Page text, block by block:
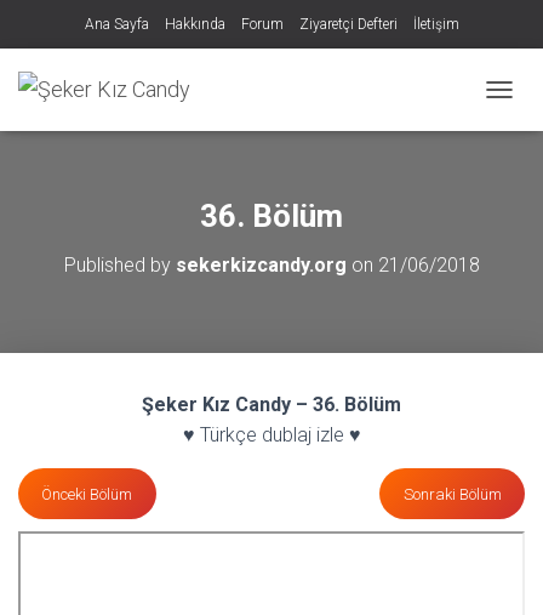
Ana Sayfa Hakkında Forum Ziyaretçi Defteri İletişim
36. Bölüm
Published by sekerkizcandy.org on 21/06/2018
Şeker Kız Candy – 36. Bölüm
♥ Türkçe dublaj izle ♥
Önceki Bölüm Sonraki Bölüm